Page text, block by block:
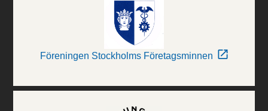
Föreningen Stockholms Företagsminnen